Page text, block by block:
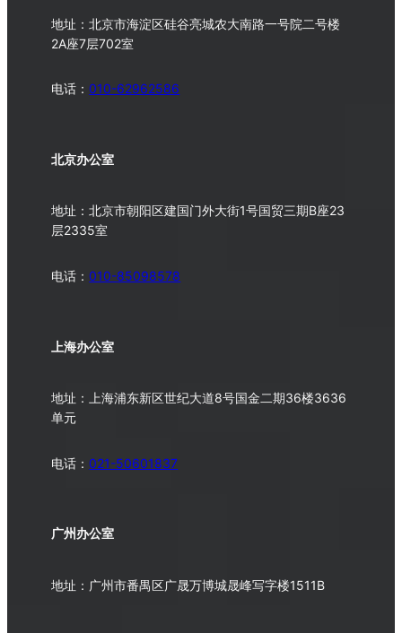
地址：北京市海淀区硅谷亮城农大南路一号院二号楼
2A座7层702室
电话：010-62962586
北京办公室
地址：北京市朝阳区建国门外大街1号国贸三期B座23
层2335室
电话：010-85098578
上海办公室
地址：上海浦东新区世纪大道8号国金二期36楼3636
单元
电话：021-50601837
广州办公室
地址：广州市番禺区广晟万博城晟峰写字楼1511B